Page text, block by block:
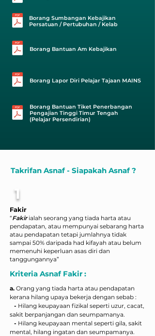
Borang Sumbangan Kebajikan
Persatuan / Pertubuhan / Kelab
Borang Bantuan Am Kebajikan
Borang Lapor Diri Pelajar Tajaan MAINS
Borang Bantuan Tiket Penerbangan
Pengajian Tinggi Timur Tengah
(Pelajar Persendirian)
Takrifan Asnaf - Siapakah Asnaf ?
1
Fakir
“Fakirialah seorang yang tiada harta atau
pendapatan, atau mempunyai sebarang harta
atau pendapatan tetapi jumlahnya tidak
sampai 50% daripada had kifayah atau belum
memenuhi keperluan asas diri dan
tanggungannya”
Kriteria Asnaf Fakir :
a. Orang yang tiada harta atau pendapatan
kerana hilang upaya bekerja dengan sebab :
- Hilang keupayaan fizikal seperti uzur, cacat,
sakit berpanjangan dan seumpamanya.
- Hilang keupayaan mental seperti gila, sakit
mental, hilang ingatan dan seumpamanya.